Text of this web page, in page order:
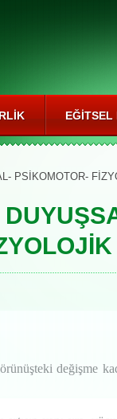
PSİKOMOTOR-
değişme
EĞITSEL